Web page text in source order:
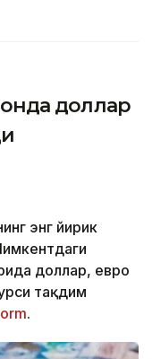
доллар
энг йирик
доллар, евро
тақдим
.